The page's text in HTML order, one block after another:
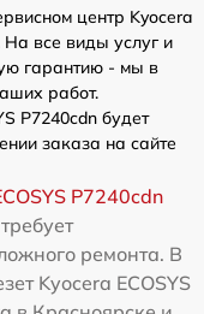
центр Kyocera
все виды услуг и
гарантию - мы в
работ.
P7240cdn будет
заказа на сайте
P7240cdn
ремонта. В
Kyocera ECOSYS